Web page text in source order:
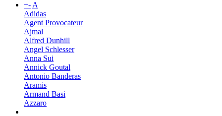
+-A
Adidas
Agent Provocateur
Ajmal
Alfred Dunhill
Angel Schlesser
Anna Sui
Annick Goutal
Antonio Banderas
Aramis
Armand Basi
Azzaro